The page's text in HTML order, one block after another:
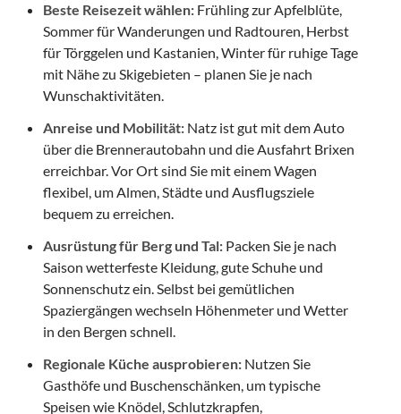
Beste Reisezeit wählen: Frühling zur Apfelblüte,
Sommer für Wanderungen und Radtouren, Herbst
für Törggelen und Kastanien, Winter für ruhige Tage
mit Nähe zu Skigebieten – planen Sie je nach
Wunschaktivitäten.
Anreise und Mobilität: Natz ist gut mit dem Auto
über die Brennerautobahn und die Ausfahrt Brixen
erreichbar. Vor Ort sind Sie mit einem Wagen
flexibel, um Almen, Städte und Ausflugsziele
bequem zu erreichen.
Ausrüstung für Berg und Tal: Packen Sie je nach
Saison wetterfeste Kleidung, gute Schuhe und
Sonnenschutz ein. Selbst bei gemütlichen
Spaziergängen wechseln Höhenmeter und Wetter
in den Bergen schnell.
Regionale Küche ausprobieren: Nutzen Sie
Gasthöfe und Buschenschänken, um typische
Speisen wie Knödel, Schlutzkrapfen,